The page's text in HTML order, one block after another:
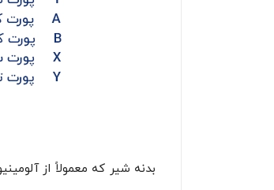
بدنه شیر که معمولاً از